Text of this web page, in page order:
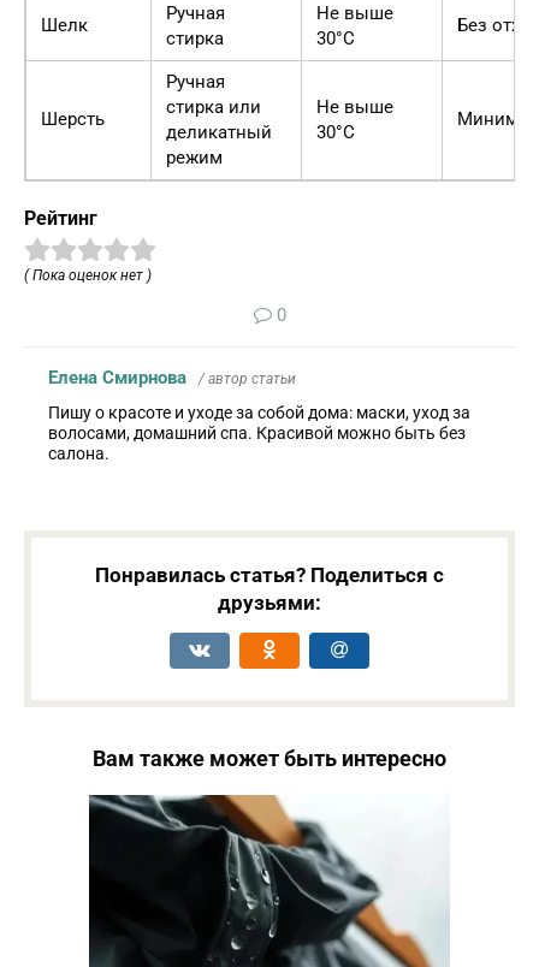
Шелк
Ручная
стирка
Не выше
30°C
Без
Шерсть
Ручная
стирка или
деликатный
режим
Не выше
30°C
Рейтинг
( Пока оценок нет )
0
Елена Смирнова / автор статьи
Пишу о красоте и уходе за собой дома: маски, уход за
волосами, домашний спа. Красивой можно быть без
салона.
Понравилась статья? Поделиться с
друзьями:
Вам также может быть интересно